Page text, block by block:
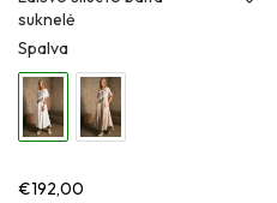
suknelė
Spalva
€192,00